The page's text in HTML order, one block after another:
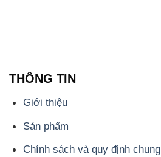
THÔNG TIN
Giới thiệu
Sản phẩm
Chính sách và quy định chung